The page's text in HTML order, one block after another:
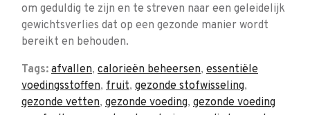
om geduldig te zijn en te streven naar een geleidelijk
gewichtsverlies dat op een gezonde manier wordt
bereikt en behouden.
Tags: afvallen, calorieën beheersen, essentiële
voedingsstoffen, fruit, gezonde stofwisseling,
gezonde vetten, gezonde voeding, gezonde voeding